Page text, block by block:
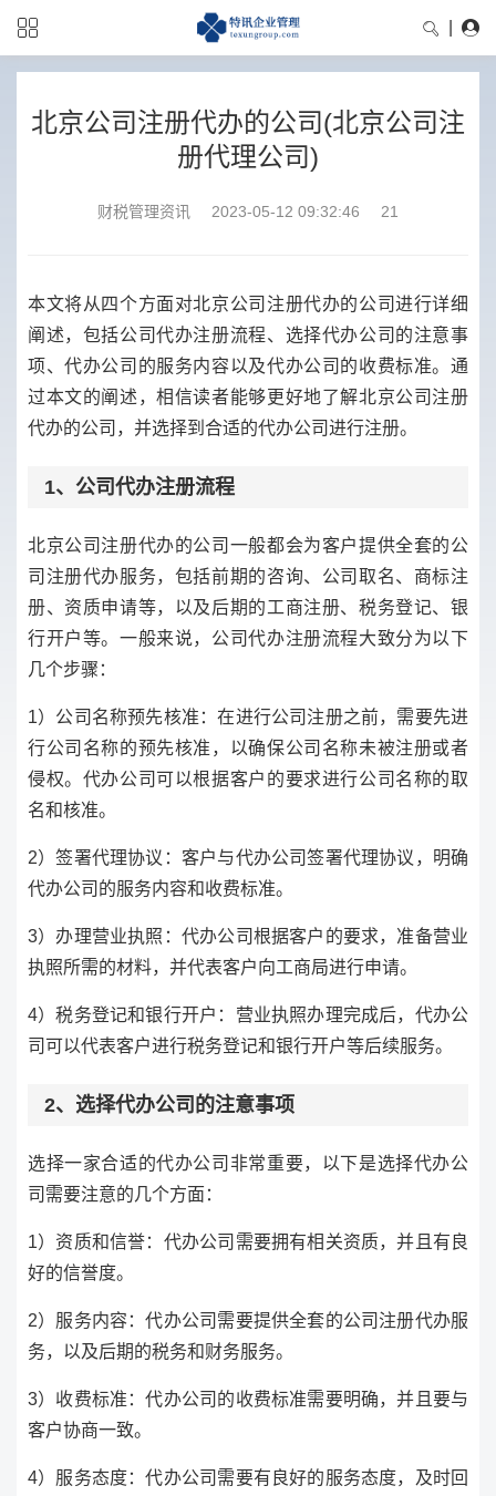
北京公司注册代办的公司(北京公司注
册代理公司)
财税管理资讯 2023-05-12 09:32:46 21
本文将从四个方面对北京公司注册代办的公司进行详细
阐述，包括公司代办注册流程、选择代办公司的注意事
项、代办公司的服务内容以及代办公司的收费标准。通
过本文的阐述，相信读者能够更好地了解北京公司注册
代办的公司，并选择到合适的代办公司进行注册。
1、公司代办注册流程
北京公司注册代办的公司一般都会为客户提供全套的公
司注册代办服务，包括前期的咨询、公司取名、商标注
册、资质申请等，以及后期的工商注册、税务登记、银
行开户等。一般来说，公司代办注册流程大致分为以下
几个步骤：
1）公司名称预先核准：在进行公司注册之前，需要先进
行公司名称的预先核准，以确保公司名称未被注册或者
侵权。代办公司可以根据客户的要求进行公司名称的取
名和核准。
2）签署代理协议：客户与代办公司签署代理协议，明确
代办公司的服务内容和收费标准。
3）办理营业执照：代办公司根据客户的要求，准备营业
执照所需的材料，并代表客户向工商局进行申请。
4）税务登记和银行开户：营业执照办理完成后，代办公
司可以代表客户进行税务登记和银行开户等后续服务。
2、选择代办公司的注意事项
选择一家合适的代办公司非常重要，以下是选择代办公
司需要注意的几个方面：
1）资质和信誉：代办公司需要拥有相关资质，并且有良
好的信誉度。
2）服务内容：代办公司需要提供全套的公司注册代办服
务，以及后期的税务和财务服务。
3）收费标准：代办公司的收费标准需要明确，并且要与
客户协商一致。
4）服务态度：代办公司需要有良好的服务态度，及时回